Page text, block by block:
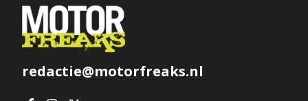
redactie@motorfreaks.nl